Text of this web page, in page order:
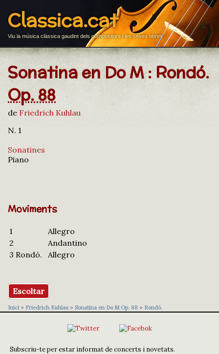
Classica.cat
Viu la música clàssica gaudint dels compositors i les seves obres
Sonatina en Do M : Rondó.
Op. 88
de Friedrich Kuhlau
N. 1
Sonatines
Piano
Moviments
1
Allegro
2
Andantino
3 Rondó. Allegro
Escoltar
Inici > Friedrich Kuhlau > Sonatina en Do M Op. 88 > Rondó.
Subscriu-te per estar informat de concerts i novetats.